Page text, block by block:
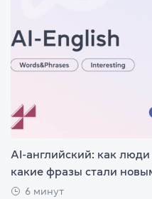
AI-английский: как
какие фразы стали
6 минут